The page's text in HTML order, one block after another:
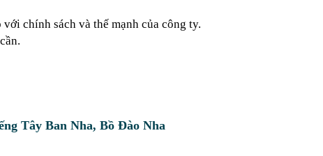
chính sách và thế mạnh của công ty.
Tây Ban Nha, Bồ Đào Nha